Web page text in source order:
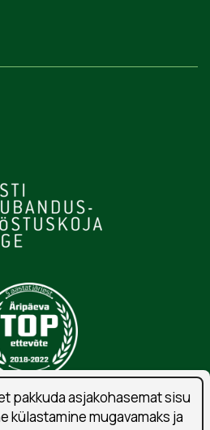
pakkuda asjakohasemat sisu
külastamine mugavamaks ja